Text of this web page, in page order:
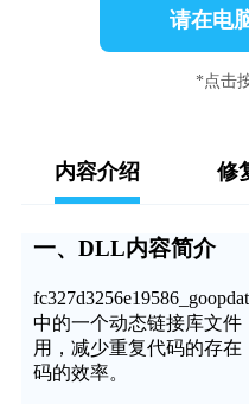
请在电
*点击
内容介绍 修
一、DLL内容简介
中的一个动态链接库文
用，减少重复代码的存
码的效率。